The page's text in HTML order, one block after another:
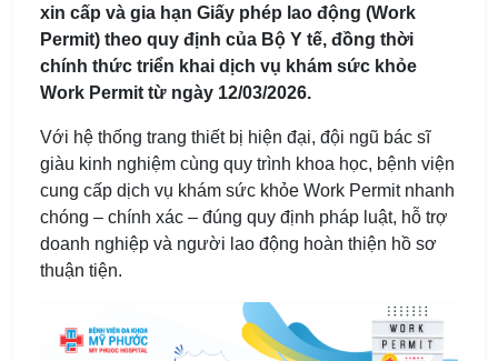
xin cấp và gia hạn Giấy phép lao động (Work
Permit) theo quy định của Bộ Y tế, đồng thời
chính thức triển khai dịch vụ khám sức khỏe
Work Permit từ ngày 12/03/2026.
Với hệ thống trang thiết bị hiện đại, đội ngũ bác sĩ
giàu kinh nghiệm cùng quy trình khoa học, bệnh viện
cung cấp dịch vụ khám sức khỏe Work Permit nhanh
chóng – chính xác – đúng quy định pháp luật, hỗ trợ
doanh nghiệp và người lao động hoàn thiện hồ sơ
thuận tiện.